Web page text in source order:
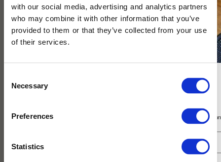
with our social media, advertising and analytics partners
who may combine it with other information that you’ve
provided to them or that they’ve collected from your use
of their services.
Selection
Necessary
Preferences
Statistics
En blandning av Bancha och rostat ris (Genmai). Även kallat
popcorn-te av uppenbar anledning. Teet innehåller mindre tein
Få 10% rabatt på ditt första köp på nätet och ta del av erbjudanden året